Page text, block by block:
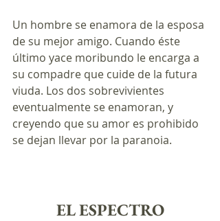
Un hombre se enamora de la esposa
de su mejor amigo. Cuando éste
último yace moribundo le encarga a
su compadre que cuide de la futura
viuda. Los dos sobrevivientes
eventualmente se enamoran, y
creyendo que su amor es prohibido
se dejan llevar por la paranoia.
EL ESPECTRO